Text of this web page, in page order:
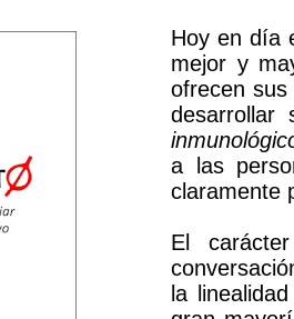
Hoy en día
mejor y
ofrecen sus
desarrollar
a las
claramente
El
la